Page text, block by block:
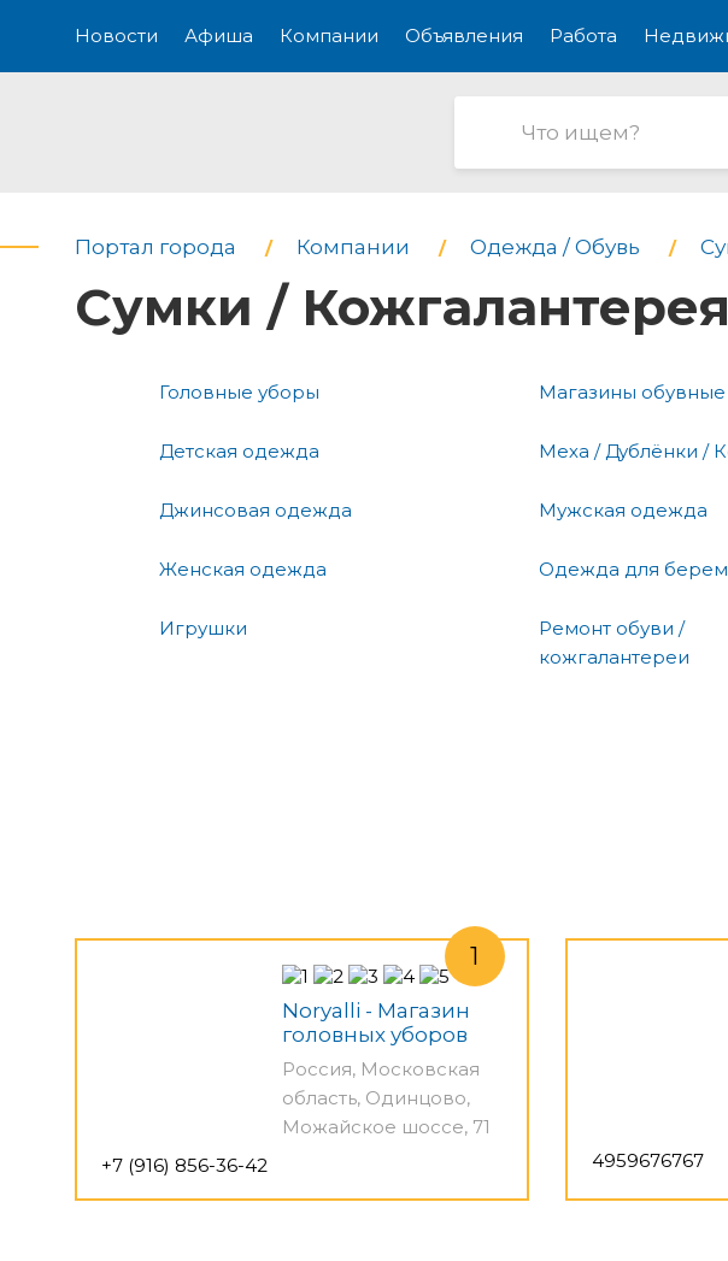
Новости Афиша Компании Объявления Работа
Портал города Компании Одежда / Обувь
Сумки / Кожгалантерея
Головные уборы
Детская одежда
Джинсовая одежда
Женская одежда
Игрушки
Магазины обувные
Меха / Дублёнки /
Мужская одежда
Одежда для
Ремонт обуви /
кожгалантереи
Noryalli - Магазин
головных уборов
Россия, Московская
область, Одинцово,
Можайское шоссе, 71
+7 (916) 856-36-42
4959676767